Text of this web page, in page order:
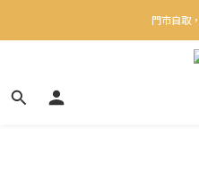
✨下載Three Little
門市自取
🛒購物滿